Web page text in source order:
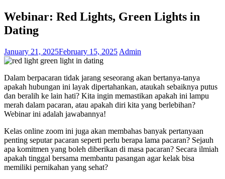
Webinar: Red Lights, Green Lights in
Dating
January 21, 2025February 15, 2025 Admin
Dalam berpacaran tidak jarang seseorang akan bertanya-tanya
apakah hubungan ini layak dipertahankan, ataukah sebaiknya putus
dan beralih ke lain hati? Kita ingin memastikan apakah ini lampu
merah dalam pacaran, atau apakah diri kita yang berlebihan?
Webinar ini adalah jawabannya!
Kelas online zoom ini juga akan membahas banyak pertanyaan
penting seputar pacaran seperti perlu berapa lama pacaran? Sejauh
apa komitmen yang boleh diberikan di masa pacaran? Secara ilmiah
apakah tinggal bersama membantu pasangan agar kelak bisa
memiliki pernikahan yang sehat?